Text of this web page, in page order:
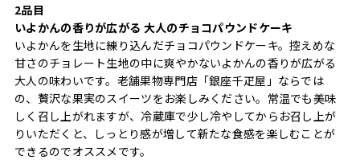
2品目
いよかんの香りが広がる 大人のチョコパウンドケーキ
いよかんを生地に練り込んだチョコパウンドケーキ。控えめな
甘さのチョレート生地の中に爽やかないよかんの香りが広がる
大人の味わいです。老舗果物専門店「銀座千疋屋」ならでは
の、贅沢な果実のスイーツをお楽しみください。常温でも美味
しく召し上がれますが、冷蔵庫で少し冷やしてからお召し上が
りいただくと、しっとり感が増して新たな食感を楽しむことが
できるのでオススメです。